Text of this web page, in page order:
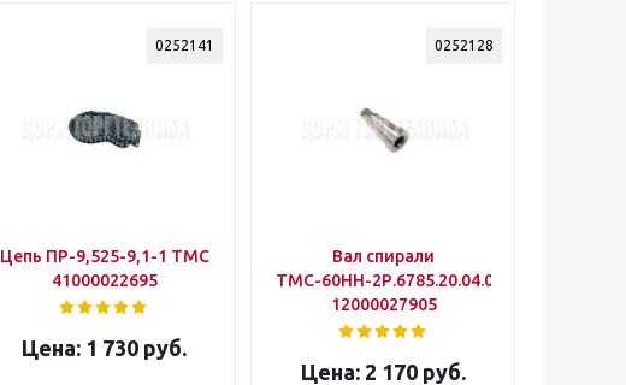
0252141
Цепь ПР-9,525-9,1-1 ТМС
41000022695
1 730 руб.
0252128
Вал спирали
ТМС-60НН-2Р.6785.20.04.001
12000027905
2 170 руб.